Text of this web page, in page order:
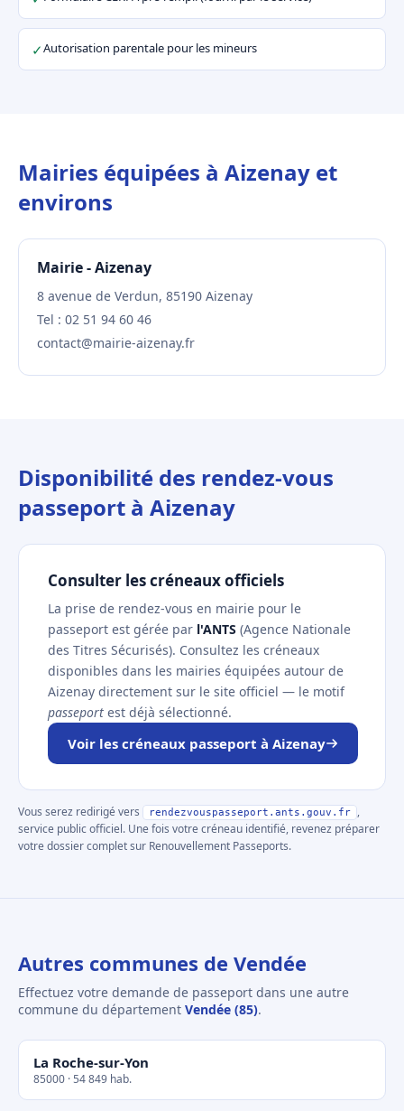
✓Autorisation parentale pour les mineurs
Mairies équipées à Aizenay et
environs
Mairie - Aizenay
8 avenue de Verdun, 85190 Aizenay
Tel : 02 51 94 60 46
contact@mairie-aizenay.fr
Disponibilité des rendez-vous
passeport à Aizenay
Consulter les créneaux officiels
La prise de rendez-vous en mairie pour le
passeport est gérée par l'ANTS (Agence Nationale
des Titres Sécurisés). Consultez les créneaux
disponibles dans les mairies équipées autour de
Aizenay directement sur le site officiel — le motif
passeport est déjà sélectionné.
Voir les créneaux passeport à Aizenay
Vous serez redirigé vers rendezvouspasseport.ants.gouv.fr
,
service public officiel. Une fois votre créneau identifié, revenez préparer
votre dossier complet sur Renouvellement Passeports.
Autres communes de Vendée
Effectuez votre demande de passeport dans une autre
commune du département Vendée (85).
La Roche-sur-Yon
85000 · 54 849 hab.